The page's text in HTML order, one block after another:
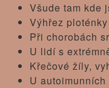
Všude tam kde
Výhřez ploténky
Při chorobách
U lidí s
Křečové žíly,
U